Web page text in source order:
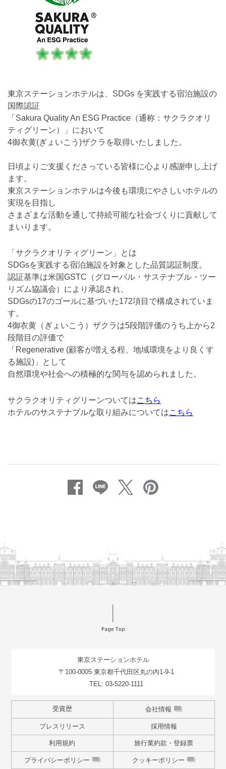
東京ステーションホテルは、SDGs を実践する宿泊施設の
国際認証
「Sakura Quality An ESG Practice（通称：サクラクオリ
ティグリーン）」において
4御衣黄(ぎょいこう)ザクラを取得いたしました。
日頃よりご支援くださっている皆様に心より感謝申し上げ
ます。
東京ステーションホテルは今後も環境にやさしいホテルの
実現を目指し
さまざまな活動を通して持続可能な社会づくりに貢献して
まいります。
「サクラクオリティグリーン」とは
SDGsを実践する宿泊施設を対象とした品質認証制度。
認証基準は米国GSTC（グローバル・サステナブル・ツー
リズム協議会）により承認され、
SDGsの17のゴールに基づいた172項目で構成されていま
す。
4御衣黄（ぎょいこう）ザクラは5段階評価のうち上から2
段階目の評価で
「Regenerative (顧客が増える程、地域環境をより良くす
る施設)」として
⾃然環境や社会への積極的な関与を認められました。
サクラクオリティグリーンついてはこちら
ホテルのサステナブルな取り組みについてはこちら
東京ステーションホテル
〒100-0005 東京都千代田区丸の内1-9-1
TEL: 03-5220-1111
受賞歴 会社情報
プレスリリース 採用情報
利用規約 旅行業約款・登録票
プライバシーポリシー クッキーポリシー